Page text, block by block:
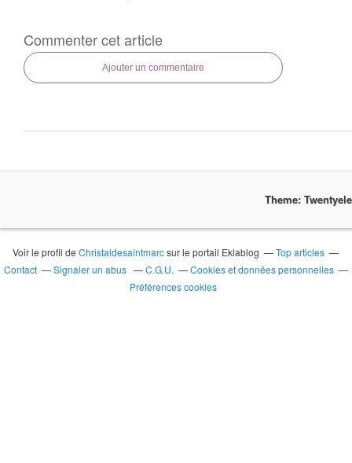
Commenter cet article
Ajouter un commentaire
Theme:
Voir le profil deChristaldesaintmarcsur le portail Eklablog
Top articles
Contact
Signaler un abus C.G.U.
Cookies et données personnelles
Préférences cookies